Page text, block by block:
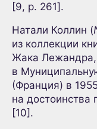
[9, p. 261].
Натали Коллин (
из коллекции
Жака Лежандра,
в
(Франция) в
на достоинства
[10].